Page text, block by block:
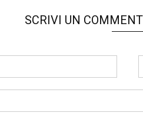
SCRIVI UN